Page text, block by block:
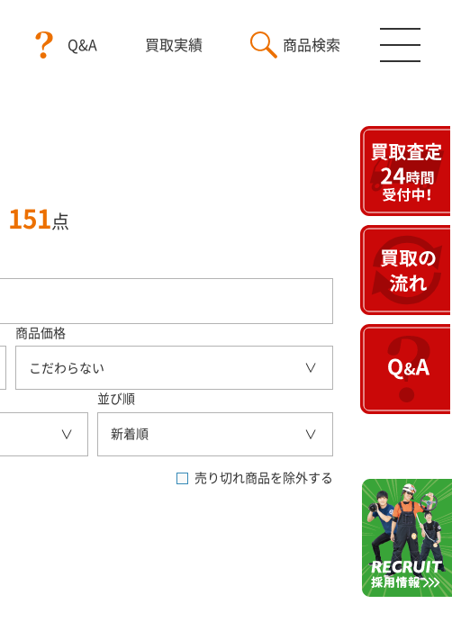
Q&A 買取実績 商品検索
151 点
商品価格
こだわらない
並び順
新着順
売り切れ商品を除外する